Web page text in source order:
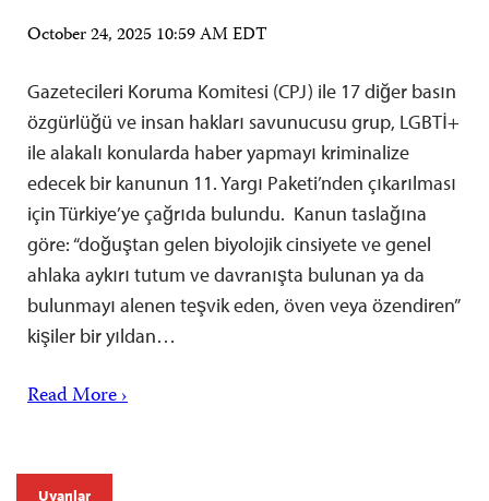
October 24, 2025 10:59 AM EDT
Gazetecileri Koruma Komitesi (CPJ) ile 17 diğer basın
özgürlüğü ve insan hakları savunucusu grup, LGBTİ+
ile alakalı konularda haber yapmayı kriminalize
edecek bir kanunun 11. Yargı Paketi’nden çıkarılması
için Türkiye’ye çağrıda bulundu. Kanun taslağına
göre: “doğuştan gelen biyolojik cinsiyete ve genel
ahlaka aykırı tutum ve davranışta bulunan ya da
bulunmayı alenen teşvik eden, öven veya özendiren”
kişiler bir yıldan…
Read More ›
Uyarılar